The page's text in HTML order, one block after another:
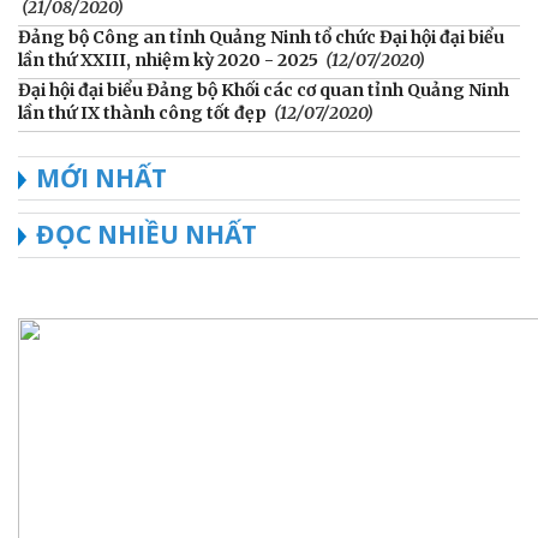
(21/08/2020)
Đảng bộ Công an tỉnh Quảng Ninh tổ chức Đại hội đại biểu
lần thứ XXIII, nhiệm kỳ 2020 - 2025 (12/07/2020)
Đại hội đại biểu Đảng bộ Khối các cơ quan tỉnh Quảng Ninh
lần thứ IX thành công tốt đẹp (12/07/2020)
MỚI NHẤT
ĐỌC NHIỀU NHẤT